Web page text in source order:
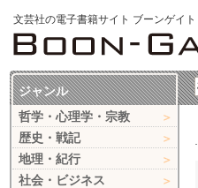
文芸社の電子書籍サイト ブーンゲイト
ジャンル
哲学・心理学・宗教
歴史・戦記
地理・紀行
社会・ビジネス